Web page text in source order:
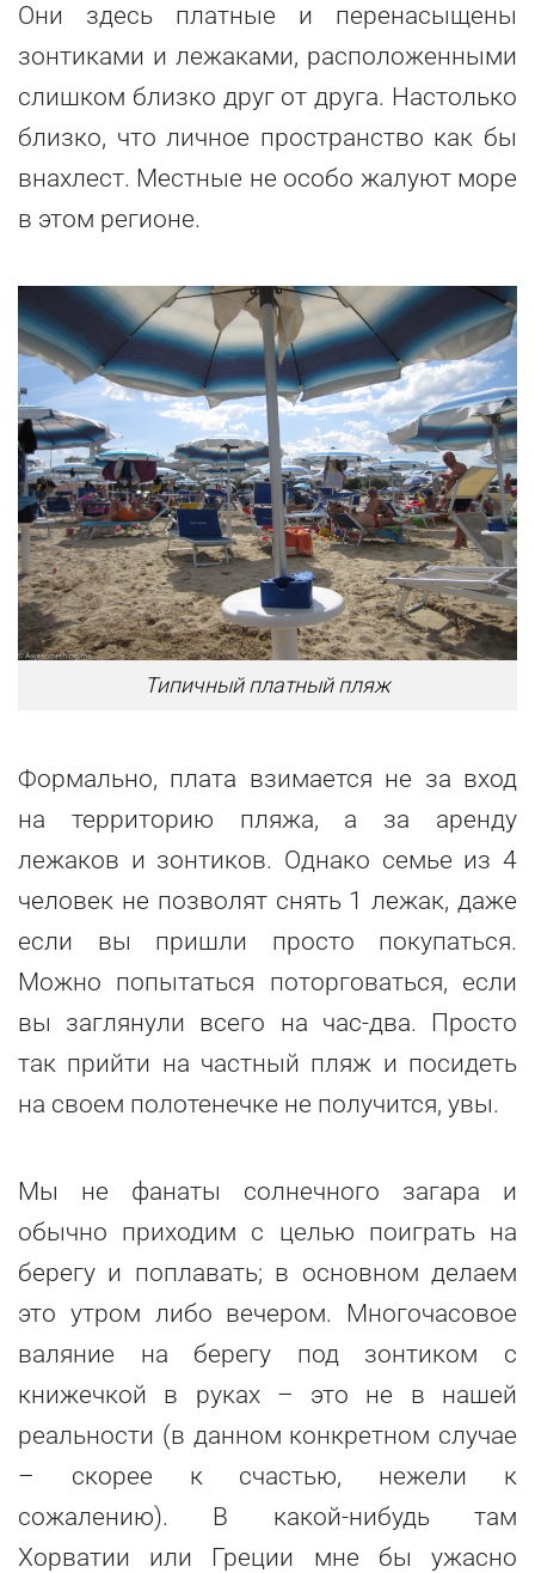
Они здесь платные и перенасыщены
зонтиками и лежаками, расположенными
слишком близко друг от друга. Настолько
близко, что личное пространство как бы
внахлест. Местные не особо жалуют море
в этом регионе.
Типичный платный пляж
Формально, плата взимается не за вход
на территорию пляжа, а за аренду
лежаков и зонтиков. Однако семье из 4
человек не позволят снять 1 лежак, даже
если вы пришли просто покупаться.
Можно попытаться поторговаться, если
вы заглянули всего на час-два. Просто
так прийти на частный пляж и посидеть
на своем полотенечке не получится, увы.
Мы не фанаты солнечного загара и
обычно приходим с целью поиграть на
берегу и поплавать; в основном делаем
это утром либо вечером. Многочасовое
валяние на берегу под зонтиком с
книжечкой в руках – это не в нашей
реальности (в данном конкретном случае
– скорее к счастью, нежели к
сожалению). В какой-нибудь там
Хорватии или Греции мне бы ужасно